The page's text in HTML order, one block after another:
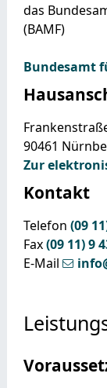
das
(BAMF)
Bundesamt
90461
Zur
Kontakt
Telefon (09
Fax(09 11) 9
E-Mail